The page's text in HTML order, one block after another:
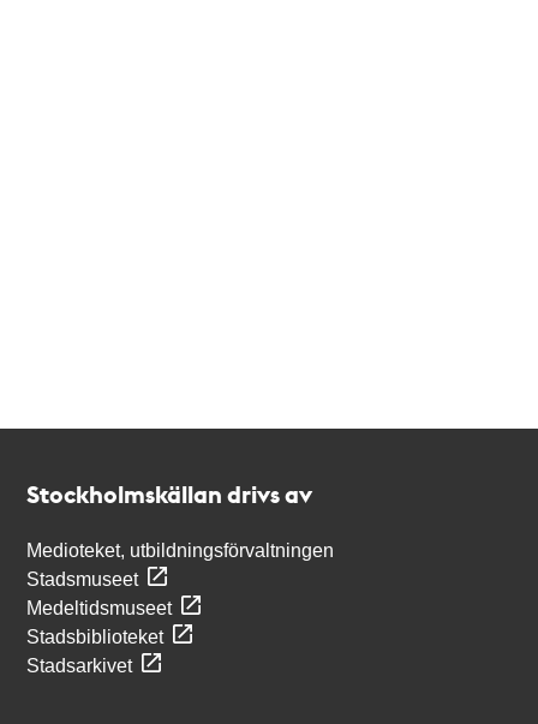
Stockholmskällan drivs av
Medioteket, utbildningsförvaltningen
Stadsmuseet
Medeltidsmuseet
Stadsbiblioteket
Stadsarkivet